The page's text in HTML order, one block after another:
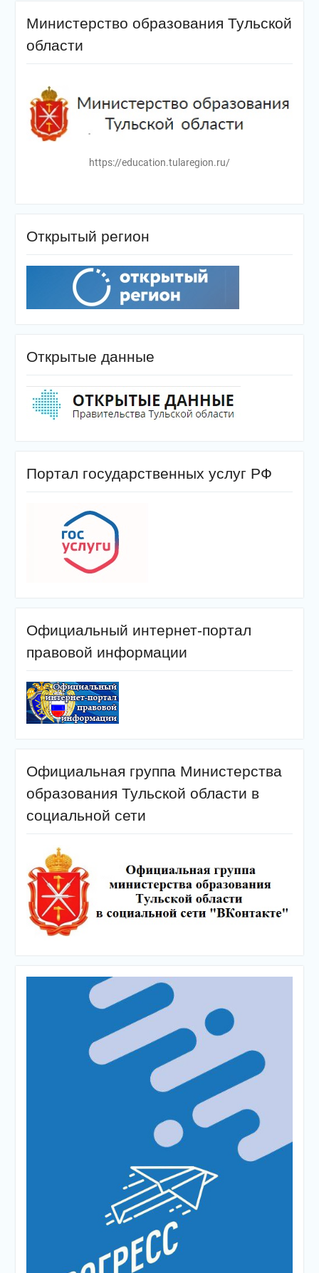
Министерство образования Тульской
области
https://education.tularegion.ru/
Открытый регион
Открытые данные
Портал государственных услуг РФ
Официальный интернет-портал
правовой информации
Официальная группа Министерства
образования Тульской области в
социальной сети